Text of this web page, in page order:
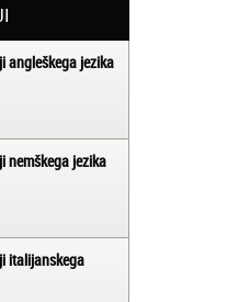
angleškega jezika
nemškega jezika
italijanskega